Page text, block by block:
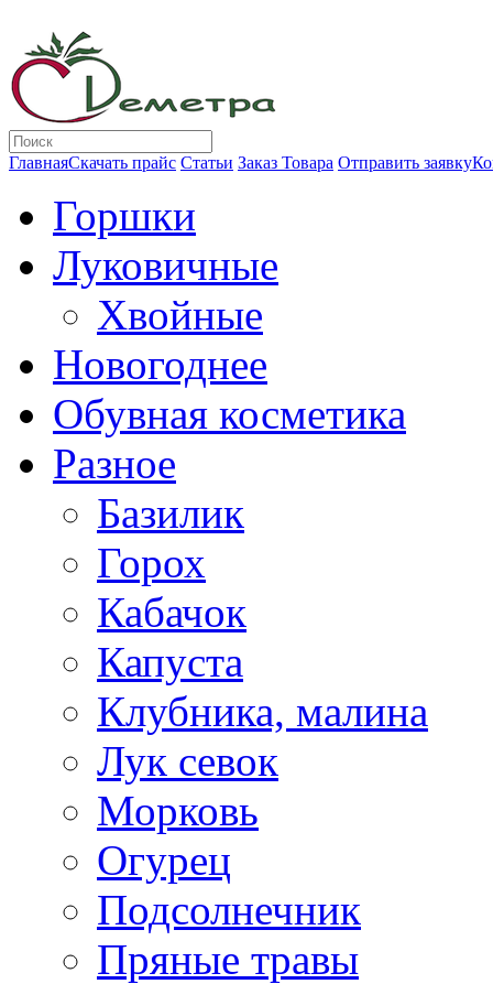
ГлавнаяСкачать прайс Статьи Заказ Товара Отправить заявку
Горшки
Луковичные
Хвойные
Новогоднее
Обувная косметика
Разное
Базилик
Горох
Кабачок
Капуста
Клубника, малина
Лук севок
Морковь
Огурец
Подсолнечник
Пряные травы